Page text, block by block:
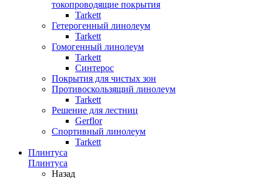
токопроводящие покрытия
Tarkett
Гетерогенный линолеум
Tarkett
Гомогенный линолеум
Tarkett
Синтерос
Покрытия для чистых зон
Противоскользящий линолеум
Tarkett
Решение для лестниц
Gerflor
Спортивный линолеум
Tarkett
Плинтуса
Плинтуса
Назад